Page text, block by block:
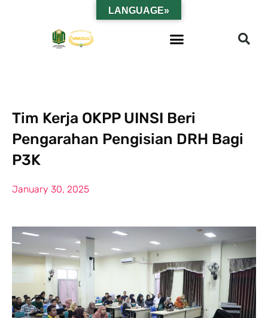
Tim Kerja OKPP UINSI Beri
Pengarahan Pengisian DRH Bagi
P3K
January 30, 2025
LANGUAGE»